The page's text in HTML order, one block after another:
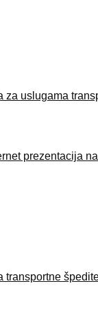
za uslugama
prezentacija
transportne